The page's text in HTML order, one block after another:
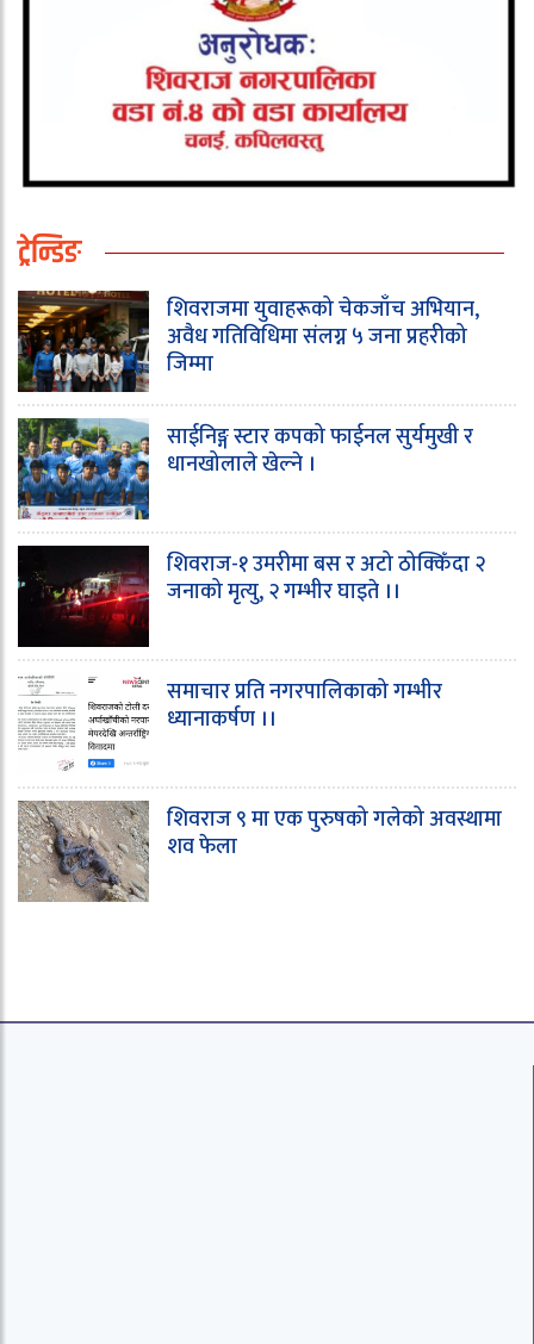
ट्रेन्डिङ
शिवराजमा युवाहरूको चेकजाँच अभियान,
अवैध गतिविधिमा संलग्न ५ जना प्रहरीको
जिम्मा
साईनिङ्ग स्टार कपको फाईनल सुर्यमुखी र
धानखोलाले खेल्ने ।
शिवराज-१ उमरीमा बस र अटो ठोक्किँदा २
जनाको मृत्यु, २ गम्भीर घाइते ।।
समाचार प्रति नगरपालिकाको गम्भीर
ध्यानाकर्षण ।।
शिवराज ९ मा एक पुरुषको गलेको अवस्थामा
शव फेला